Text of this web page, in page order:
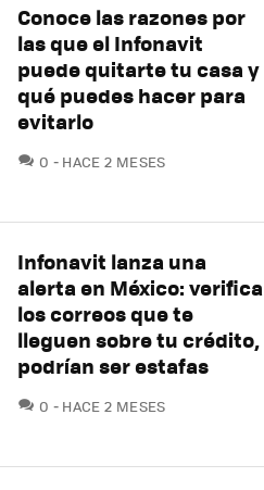
Conoce las razones por
las que el Infonavit
puede quitarte tu casa y
qué puedes hacer para
evitarlo
0 COMENTARIOS
HACE 2 MESES
Infonavit lanza una
alerta en México: verifica
los correos que te
lleguen sobre tu crédito,
podrían ser estafas
0 COMENTARIOS
HACE 2 MESES